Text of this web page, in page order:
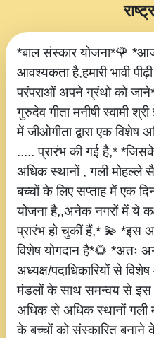
*बाल संस्कार योजना*🌹
आवश्यकता है,हमारी भावी
परंपराओं अपने ग्रंथो को
गुरुदेव गीता मनीषी स्वामी
में जीओगीता द्वारा एक विशेष
..... प्रारंभ की गई है,*
अधिक स्थानों , गली मोहल्ले
बच्चों के लिए सप्ताह में एक
योजना है,,अनेक नगरों में ये
प्रारंभ हो चुकीं हैं,* 💫 *इस
विशेष योगदान है*🌻 *अतः
अध्यक्ष/पदाधिकारियों से
मंडलों के साथ समन्वय से इस
अधिक से अधिक स्थानों गली
के बच्चों को संस्कारित बनाने